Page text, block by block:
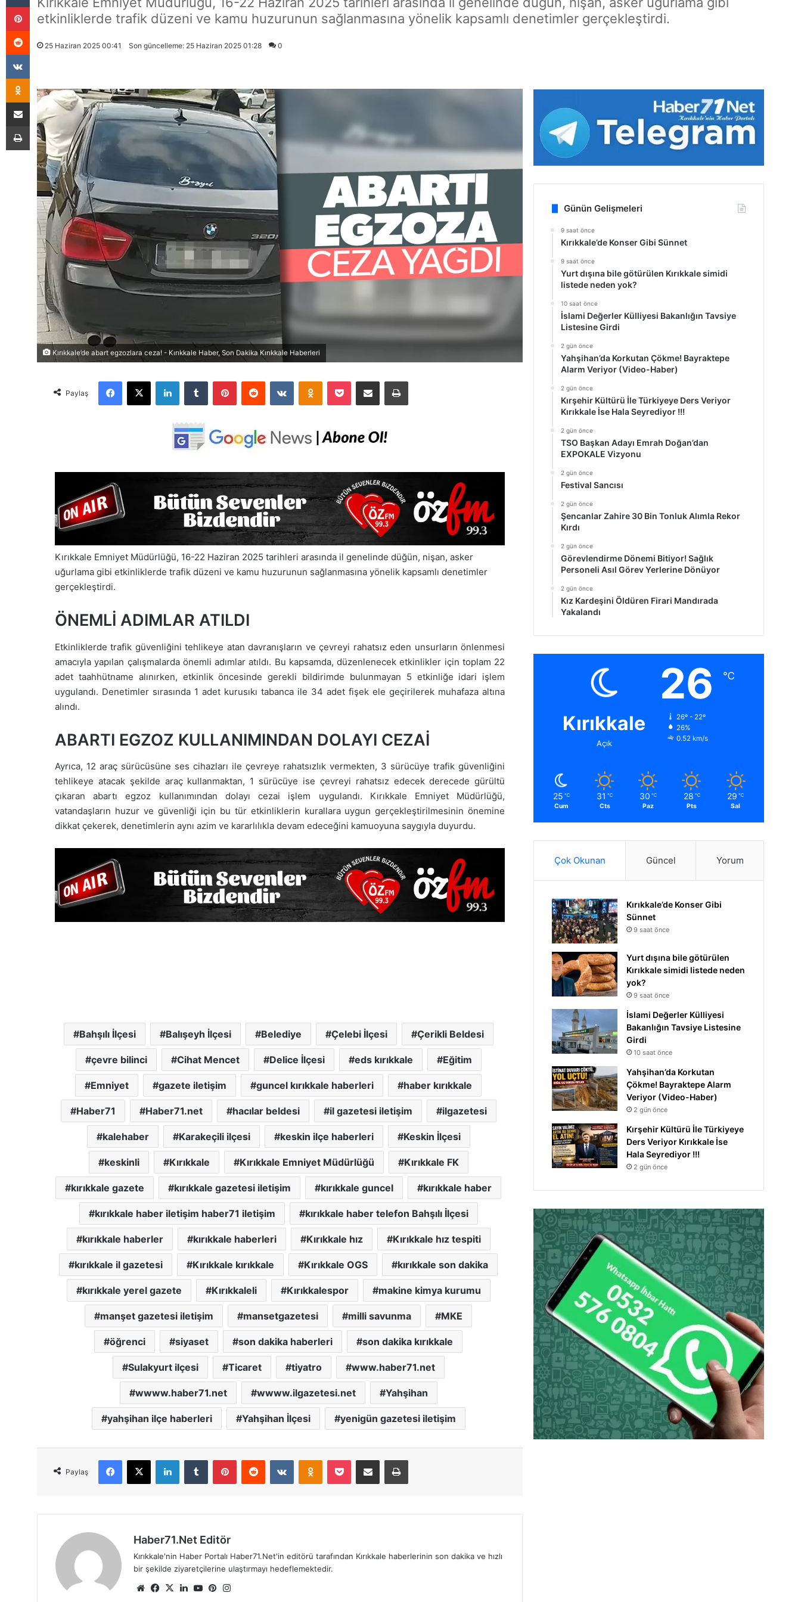
etkinliklerde trafik düzeni ve kamu huzurunun sağlanmasına yönelik kapsamlı denetimler gerçekleştirdi.
25 Haziran 2025 00:41 Son güncelleme: 25 Haziran 2025 01:28 0
Kırıkkale’de abart egzozlara ceza! - Kırıkkale Haber, Son Dakika Kırıkkale Haberleri
Paylaş
Kırıkkale Emniyet Müdürlüğü, 16-22 Haziran 2025 tarihleri arasında il genelinde düğün, nişan, asker
uğurlama gibi etkinliklerde trafik düzeni ve kamu huzurunun sağlanmasına yönelik kapsamlı denetimler
gerçekleştirdi.
ÖNEMLİ ADIMLAR ATILDI
Etkinliklerde trafik güvenliğini tehlikeye atan davranışların ve çevreyi rahatsız eden unsurların önlenmesi
amacıyla yapılan çalışmalarda önemli adımlar atıldı. Bu kapsamda, düzenlenecek etkinlikler için toplam 22
adet taahhütname alınırken, etkinlik öncesinde gerekli bildirimde bulunmayan 5 etkinliğe idari işlem
uygulandı. Denetimler sırasında 1 adet kurusıkı tabanca ile 34 adet fişek ele geçirilerek muhafaza altına
alındı.
ABARTI EGZOZ KULLANIMINDAN DOLAYI CEZAİ
Ayrıca, 12 araç sürücüsüne ses cihazları ile çevreye rahatsızlık vermekten, 3 sürücüye trafik güvenliğini
tehlikeye atacak şekilde araç kullanmaktan, 1 sürücüye ise çevreyi rahatsız edecek derecede gürültü
çıkaran abartı egzoz kullanımından dolayı cezai işlem uygulandı. Kırıkkale Emniyet Müdürlüğü,
vatandaşların huzur ve güvenliği için bu tür etkinliklerin kurallara uygun gerçekleştirilmesinin önemine
dikkat çekerek, denetimlerin aynı azim ve kararlılıkla devam edeceğini kamuoyuna saygıyla duyurdu.
Bahşılı İlçesi Balışeyh İlçesi Belediye Çelebi İlçesi Çerikli Beldesi
çevre bilinci Cihat Mencet Delice İlçesi eds kırıkkale Eğitim
Emniyet gazete iletişim guncel kırıkkale haberleri haber kırıkkale
Haber71 Haber71.net hacılar beldesi il gazetesi iletişim ilgazetesi
kalehaber Karakeçili ilçesi keskin ilçe haberleri Keskin İlçesi
keskinli Kırıkkale Kırıkkale Emniyet Müdürlüğü Kırıkkale FK
kırıkkale gazete kırıkkale gazetesi iletişim kırıkkale guncel kırıkkale haber
kırıkkale haber iletişim haber71 iletişim kırıkkale haber telefon Bahşılı İlçesi
kırıkkale haberler kırıkkale haberleri Kırıkkale hız Kırıkkale hız tespiti
kırıkkale il gazetesi Kırıkkale kırıkkale Kırıkkale OGS kırıkkale son dakika
kırıkkale yerel gazete Kırıkkaleli Kırıkkalespor makine kimya kurumu
manşet gazetesi iletişim mansetgazetesi milli savunma MKE
öğrenci siyaset son dakika haberleri son dakika kırıkkale
Sulakyurt ilçesi Ticaret tiyatro www.haber71.net
wwww.haber71.net wwww.ilgazetesi.net Yahşihan
yahşihan ilçe haberleri Yahşihan İlçesi yenigün gazetesi iletişim
Paylaş
Haber71.Net Editör
Kırıkkale'nin Haber Portalı Haber71.Net'in editörü tarafından Kırıkkale haberlerinin son dakika ve hızlı
bir şekilde ziyaretçilerine ulaştırmayı hedeflemektedir.
We Fa
X
Lin Yo Pin
Günün Gelişmeleri
9 saat önce
Kırıkkale’de Konser Gibi Sünnet
9 saat önce
Yurt dışına bile götürülen Kırıkkale simidi
listede neden yok?
10 saat önce
İslami Değerler Külliyesi Bakanlığın Tavsiye
Listesine Girdi
2 gün önce
Yahşihan’da Korkutan Çökme! Bayraktepe
Alarm Veriyor (Video-Haber)
2 gün önce
Kırşehir Kültürü İle Türkiyeye Ders Veriyor
Kırıkkale İse Hala Seyrediyor !!!
2 gün önce
TSO Başkan Adayı Emrah Doğan’dan
EXPOKALE Vizyonu
2 gün önce
Festival Sancısı
2 gün önce
Şencanlar Zahire 30 Bin Tonluk Alımla Rekor
Kırdı
2 gün önce
Görevlendirme Dönemi Bitiyor! Sağlık
Personeli Asıl Görev Yerlerine Dönüyor
2 gün önce
Kız Kardeşini Öldüren Firari Mandırada
Yakalandı
Kırıkkale
Açık
26 ℃
26º - 22º
26%
0.52 km/s
25 ℃
Cum
31 ℃
Cts
30 ℃
Paz
28 ℃
Pts
29 ℃
Sal
Çok Okunan Güncel Yorum
Kırıkkale’de Konser Gibi
Sünnet
9 saat önce
Yurt dışına bile götürülen
Kırıkkale simidi listede neden
yok?
9 saat önce
İslami Değerler Külliyesi
Bakanlığın Tavsiye Listesine
Girdi
10 saat önce
Yahşihan’da Korkutan
Çökme! Bayraktepe Alarm
Veriyor (Video-Haber)
2 gün önce
Kırşehir Kültürü İle Türkiyeye
Ders Veriyor Kırıkkale İse
Hala Seyrediyor !!!
2 gün önce
Pinterest
E-Posta İle Paylaş
Yazdır